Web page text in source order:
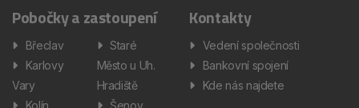
Pobočky a zastoupení
Břeclav
Karlovy
Vary
Staré
Město u Uh.
Hradiště
Kontakty
Vedení společnosti
Bankovní spojení
Kde nás najdete